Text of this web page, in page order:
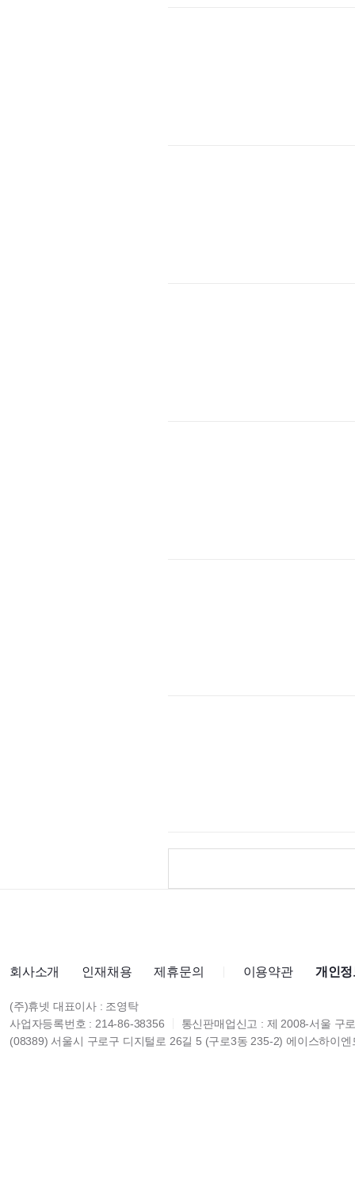
회사소개 인재채용 제휴문의 이용약관 개인
(주)휴넷 대표이사 : 조영탁
사업자등록번호 : 214-86-38356
통신판매업신고 : 제 2008-서울 구
(08389) 서울시 구로구 디지털로 26길 5 (구로3동 235-2) 에이스하이